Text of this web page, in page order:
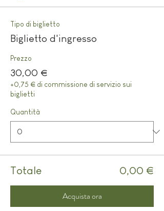
Tipo di biglietto
Biglietto d'ingresso
Prezzo
30,00 €
+0,75 € di commissione di servizio sui
biglietti
Quantità
Totale 0,00 €
Acquista ora